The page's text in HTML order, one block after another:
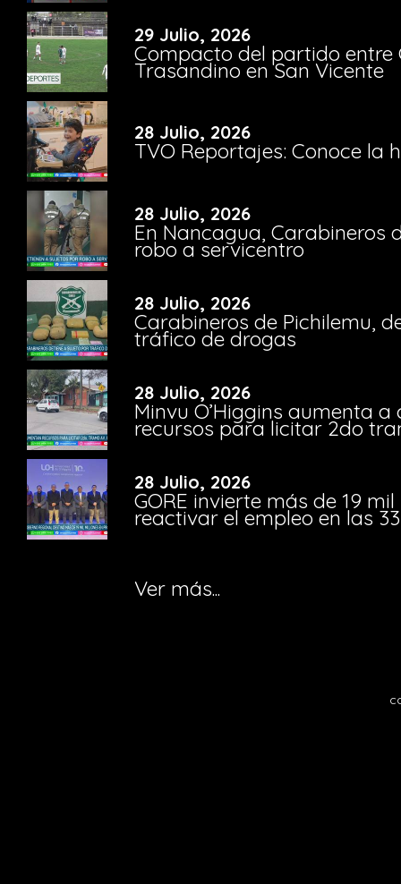
29 Julio, 2026
Compacto del partido entre
Trasandino en San Vicente
28 Julio, 2026
TVO Reportajes: Conoce la
28 Julio, 2026
En Nancagua, Carabineros
robo a servicentro
28 Julio, 2026
Carabineros de Pichilemu,
tráfico de drogas
28 Julio, 2026
Minvu O’Higgins aumenta a
recursos para licitar 2do
28 Julio, 2026
GORE invierte más de 19
reactivar el empleo en las
Ver más...